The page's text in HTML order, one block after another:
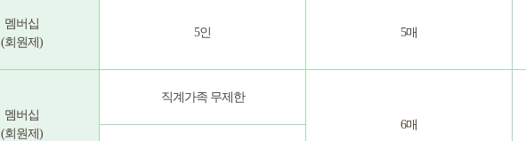
멤버십
(회원제)
5인 5매
멤버십
(회원제)
직계가족 무제한
6매